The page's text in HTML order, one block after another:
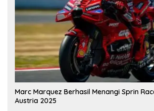
Marc Marquez Berhasil Menangi Sprin
Austria 2025